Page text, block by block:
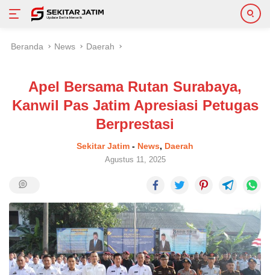
Beranda News Daerah
Apel Bersama Rutan Surabaya,
Kanwil Pas Jatim Apresiasi Petugas
Berprestasi
Sekitar Jatim - News, Daerah
Agustus 11, 2025